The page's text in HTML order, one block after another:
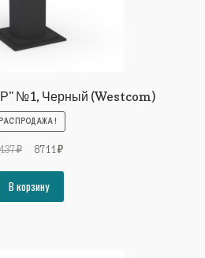
№1, Черный (Westcom)
₽
Первоначальная
составляла
9437₽.
8711 ₽Текущая
В корзину